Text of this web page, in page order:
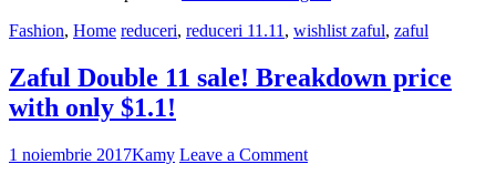
Fashion, Home reduceri, reduceri 11.11 , wishlist zaful, zaful
Zaful Double 11 sale! Breakdown price
with only $1.1!
1 noiembrie 2017Kamy Leave a Comment